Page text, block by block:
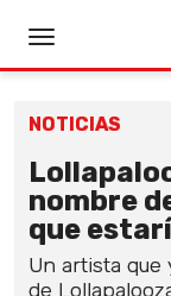
NOTICIAS
nombre
que
Un artista que
de